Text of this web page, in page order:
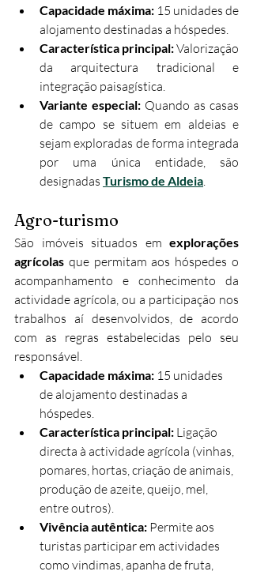
Capacidade máxima: 15 unidades de
alojamento destinadas a hóspedes.
Característica principal: Valorização
da arquitectura tradicional e
integração paisagística.
Variante especial: Quando as casas
de campo se situem em aldeias e
sejam exploradas de forma integrada
por uma única entidade, são
designadas Turismo de Aldeia.
Agro-turismo
São imóveis situados em explorações
agrícolas que permitam aos hóspedes o
acompanhamento e conhecimento da
actividade agrícola, ou a participação nos
trabalhos aí desenvolvidos, de acordo
com as regras estabelecidas pelo seu
responsável.
Capacidade máxima: 15 unidades
de alojamento destinadas a
hóspedes.
Característica principal: Ligação
directa à actividade agrícola (vinhas,
pomares, hortas, criação de animais,
produção de azeite, queijo, mel,
entre outros).
Vivência autêntica: Permite aos
turistas participar em actividades
como vindimas, apanha de fruta,